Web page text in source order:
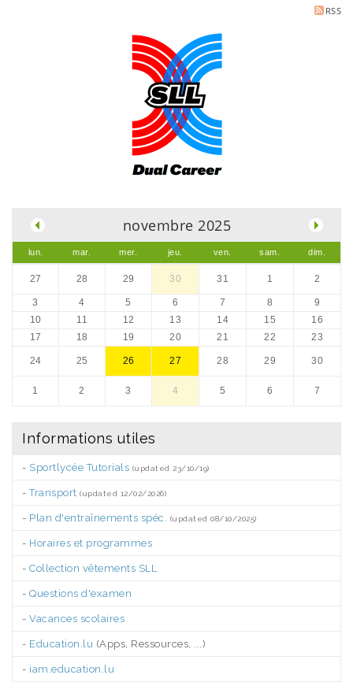
RSS
novembre 2025
lun. mar. mer. jeu. ven. sam. dim.
27 28 29 30 31 1 2
3 4 5 6 7 8
9
10
11 12 13 14 15
16
17
18 19 20 21 22 23
24 25 26 27 28 29 30
1 2 3 4 5 6 7
Informations utiles
- Sportlycée Tutorials (updated 23/10/19)
-Transport (updated 12/02/2026)
- Plan d'entraînements spéc. (updated 08/10/2025)
- Horaires et programmes
- Collection vêtements SLL
- Questions d'examen
- Vacances scolaires
- Education.lu (Apps, Ressources, ...)
- iam.education.lu